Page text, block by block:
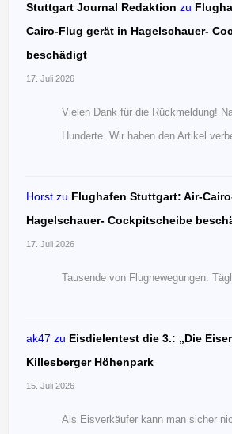
Stuttgart Journal Redaktion zu
Cairo-Flug gerät in Hagelschauer-
beschädigt
17. Juli 2026
Vielen Dank für die Rückmeldung!
Hunderte. Wir haben den Artikel
Horst zu Flughafen Stuttgart: Air-
Hagelschauer- Cockpitscheibe
17. Juli 2026
Tausende von Flugnewegungen.
ak47 zu Eisdielentest die 3.: „Die
Killesberger Höhenpark
15. Juli 2026
Als Eisverkäufer kann man sicher